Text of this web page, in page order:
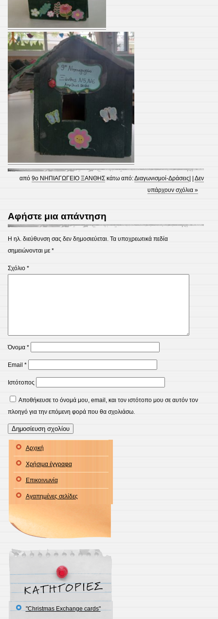
από9ο ΝΗΠΙΑΓΩΓΕΙΟ ΞΑΝΘΗΣ κάτω από:Διαγωνισμοί-Δράσεις | |Δεν
υπάρχουν σχόλια »
Αφήστε μια απάντηση
Η ηλ. διεύθυνση σας δεν δημοσιεύεται. Τα υποχρεωτικά πεδία
σημειώνονται με *
Σχόλιο *
Όνομα *
Email *
Ιστότοπος
Αποθήκευσε το όνομά μου, email, και τον ιστότοπο μου σε αυτόν τον
πλοηγό για την επόμενη φορά που θα σχολιάσω.
Αρχική
Χρήσιμα έγγραφα
Επικοινωνία
Αγαπημένες σελίδες
"Christmas Exchange cards"